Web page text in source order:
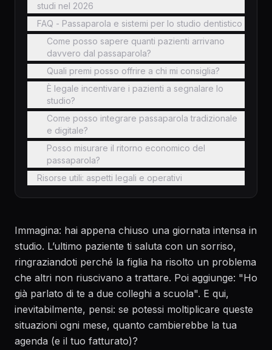
studi nel 2026
FAQ - Passaparola e sistemi per lo studio dentistico
Come posso sapere quanti pazienti arrivano
davvero dal passaparola?
Quali premi posso offrire a chi mi consiglia?
È legale incentivare i pazienti a segnalare lo
studio?
Come posso integrare passaparola tradizionale
e digitale?
Posso misurare il ritorno economico del
passaparola?
Risorse utili: aspetti legali e operativi
Immagina: hai appena chiuso una giornata intensa in
studio. L’ultimo paziente ti saluta con un sorriso,
ringraziandoti perché la figlia ha risolto un problema
che altri non riuscivano a trattare. Poi aggiunge: "Ho
già parlato di te a due colleghi a scuola". E qui,
inevitabilmente, pensi: se potessi moltiplicare queste
situazioni ogni mese, quanto cambierebbe la tua
agenda (e il tuo fatturato)?